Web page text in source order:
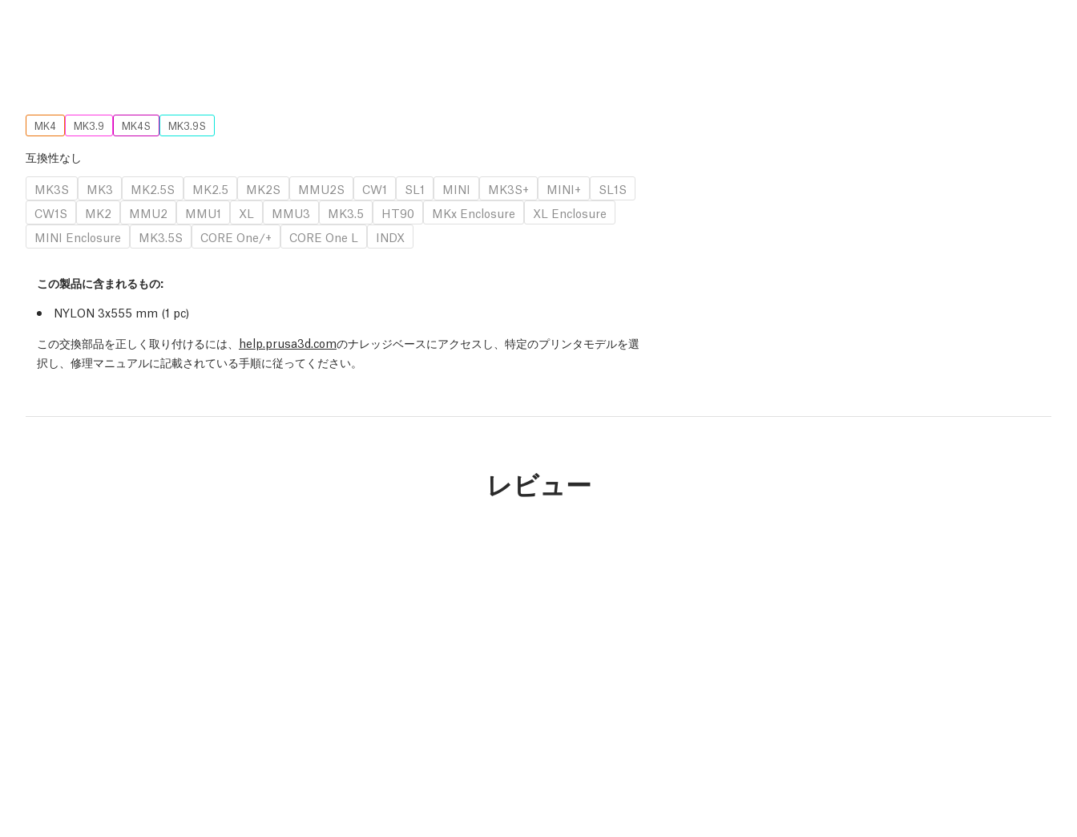
MK4 MK3.9 MK4S MK3.9S
互換性なし
MK3S
MK3 MK2.5S MK2.5 MK2S MMU2S CW1 SL1 MINI MK3S+ MINI+
SL1S
CW1S
MK2 MMU2 MMU1 XL MMU3 MK3.5 HT90 MKx Enclosure
XL Enclosure
MINI Enclosure
MK3.5S CORE One/+ CORE One L INDX
この製品に含まれるもの:
NYLON 3x555 mm (1 pc)
この交換部品を正しく取り付けるには、 help.prusa3d.comのナレッジベースにアクセスし、特定のプリンタモデルを選
択し、修理マニュアルに記載されている手順に従ってください。
レビュー